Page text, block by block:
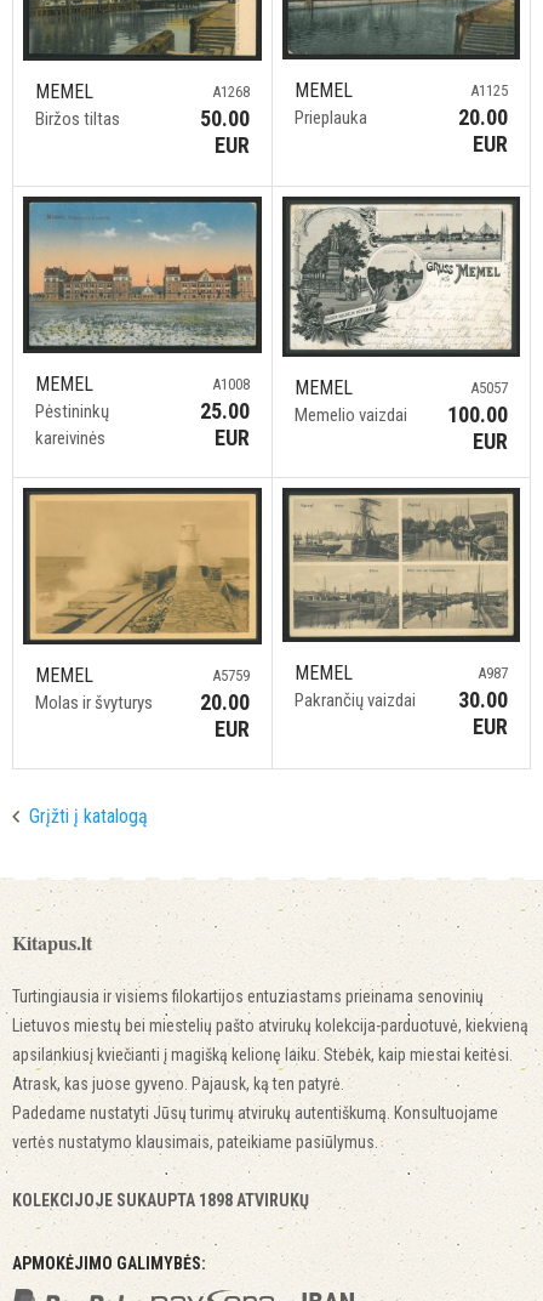
MEMEL
Biržos tiltas
A1268
50.00
EUR
MEMEL
Prieplauka
A1125
20.00
EUR
MEMEL
Pėstininkų
kareivinės
A1008
25.00
EUR
MEMEL
Memelio vaizdai
A5057
100.00
EUR
MEMEL
Molas ir švyturys
A5759
20.00
EUR
MEMEL
Pakrančių vaizdai
A987
30.00
EUR
Grįžti į katalogą
Kitapus.lt
Turtingiausia ir visiems filokartijos entuziastams prieinama senovinių
Lietuvos miestų bei miestelių pašto atvirukų kolekcija-parduotuvė, kiekvieną
apsilankiusį kviečianti į magišką kelionę laiku. Stebėk, kaip miestai keitėsi.
Atrask, kas juose gyveno. Pajausk, ką ten patyrė.
Padedame nustatyti Jūsų turimų atvirukų autentiškumą. Konsultuojame
vertės nustatymo klausimais, pateikiame pasiūlymus.
KOLEKCIJOJE SUKAUPTA 1898 ATVIRUKŲ
APMOKĖJIMO GALIMYBĖS: